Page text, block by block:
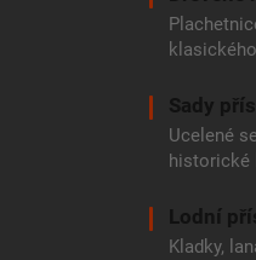
Sady
Ucelené
historické
Lodní
Kladky,